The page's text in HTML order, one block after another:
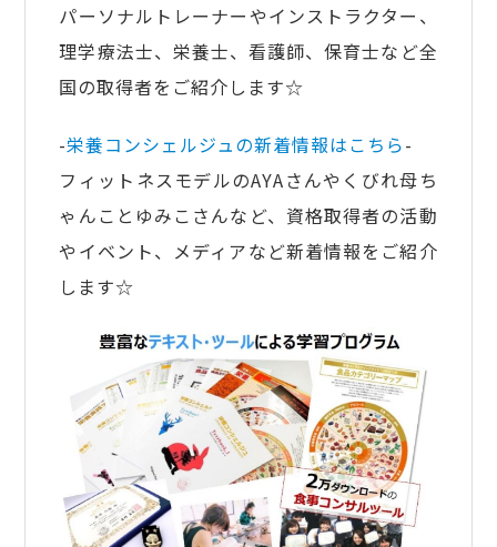
パーソナルトレーナーやインストラクター、
理学療法士、栄養士、看護師、保育士など全
国の取得者をご紹介します☆
-栄養コンシェルジュの新着情報はこちら-
フィットネスモデルのAYAさんやくびれ母ち
ゃんことゆみこさんなど、資格取得者の活動
やイベント、メディアなど新着情報をご紹介
します☆